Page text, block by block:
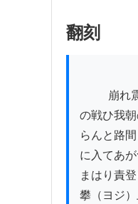
翻刻
の戦ひ我
らんと路
に入てあ
まはり責
攀（ヨジ